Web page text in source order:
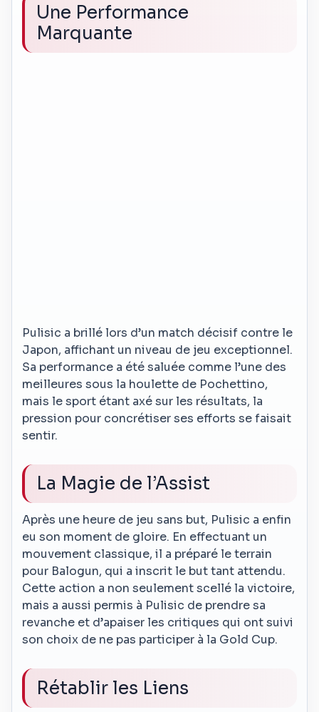
Une Performance
Marquante
Pulisic a brillé lors d’un match décisif contre le
Japon, affichant un niveau de jeu exceptionnel.
Sa performance a été saluée comme l’une des
meilleures sous la houlette de Pochettino,
mais le sport étant axé sur les résultats, la
pression pour concrétiser ses efforts se faisait
sentir.
La Magie de l’Assist
Après une heure de jeu sans but, Pulisic a enfin
eu son moment de gloire. En effectuant un
mouvement classique, il a préparé le terrain
pour Balogun, qui a inscrit le but tant attendu.
Cette action a non seulement scellé la victoire,
mais a aussi permis à Pulisic de prendre sa
revanche et d’apaiser les critiques qui ont suivi
son choix de ne pas participer à la Gold Cup.
Rétablir les Liens